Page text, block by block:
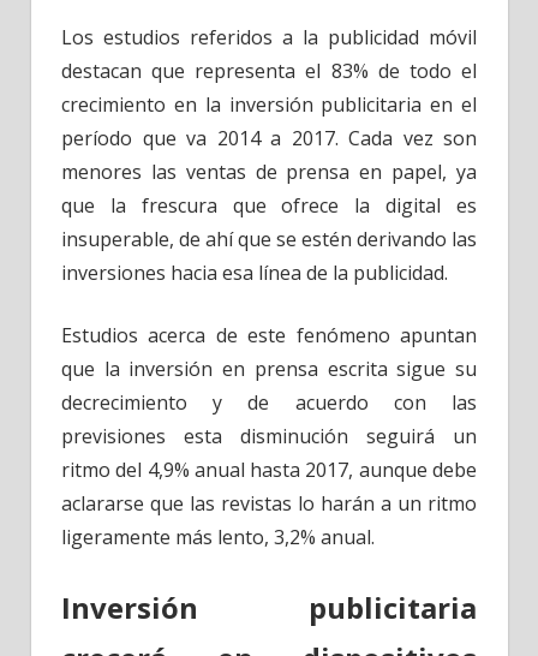
Los estudios referidos a la publicidad móvil
destacan que representa el 83% de todo el
crecimiento en la inversión publicitaria en el
período que va 2014 a 2017. Cada vez son
menores las ventas de prensa en papel, ya
que la frescura que ofrece la digital es
insuperable, de ahí que se estén derivando las
inversiones hacia esa línea de la publicidad.
Estudios acerca de este fenómeno apuntan
que la inversión en prensa escrita sigue su
decrecimiento y de acuerdo con las
previsiones esta disminución seguirá un
ritmo del 4,9% anual hasta 2017, aunque debe
aclararse que las revistas lo harán a un ritmo
ligeramente más lento, 3,2% anual.
Inversión publicitaria